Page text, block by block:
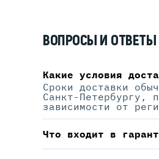
ВОПРОСЫ И ОТВЕТЫ
Какие условия
Сроки доставки
Санкт-Петербургу,
зависимости от
Что входит в